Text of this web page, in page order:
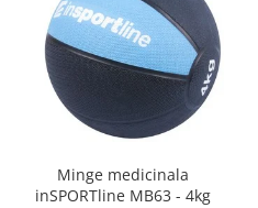
Minge medicinala
inSPORTline MB63 - 4kg